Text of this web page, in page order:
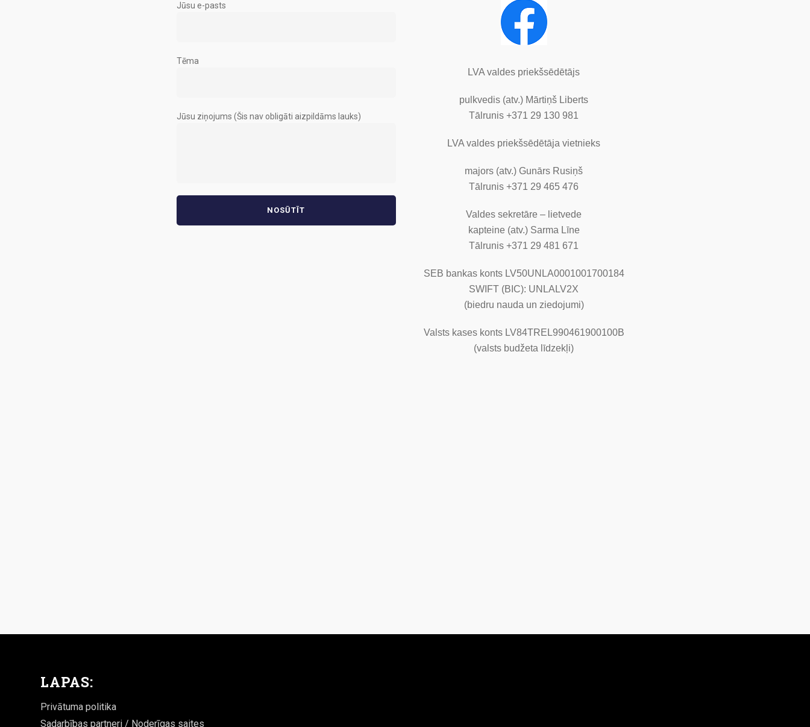
Jūsu e-pasts
Tēma
Jūsu ziņojums (Šis nav obligāti aizpildāms lauks)
LVA valdes priekšsēdētājs
pulkvedis (atv.) Mārtiņš Liberts
Tālrunis +371 29 130 981
LVA valdes priekšsēdētāja vietnieks
majors (atv.) Gunārs Rusiņš
Tālrunis +371 29 465 476
Valdes sekretāre – lietvede
kapteine (atv.) Sarma Līne
Tālrunis +371 29 481 671
SEB bankas konts LV50UNLA0001001700184
SWIFT (BIC): UNLALV2X
(biedru nauda un ziedojumi)
Valsts kases konts LV84TREL990461900100B
(valsts budžeta līdzekļi)
LAPAS:
Privātuma politika
Sadarbības partneri / Noderīgas saites